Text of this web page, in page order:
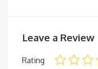
Leave a Review
Rating